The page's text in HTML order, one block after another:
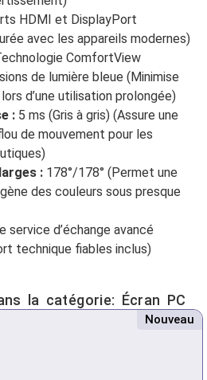
HDMI et DisplayPort
avec les appareils modernes)
ComfortView
de lumière bleue (Minimise
d’une utilisation prolongée)
: 5 ms (Gris à gris) (Assure une
de mouvement pour les
: 178°/178° (Permet une
des couleurs sous presque
service d’échange avancé
technique fiables inclus)
la catégorie: Écran PC
Nouveau